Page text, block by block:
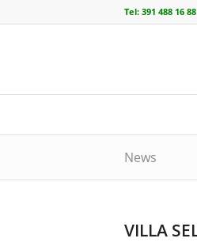
Tel: 391 488 16 88
News
VILLA